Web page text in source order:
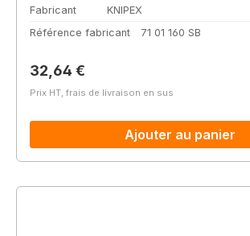
Fabricant
KNIPEX
Référence fabricant
71 01 160 SB
Prix régulier :
32,64 €
Prix HT, frais de livraison en sus
Ajouter au panier